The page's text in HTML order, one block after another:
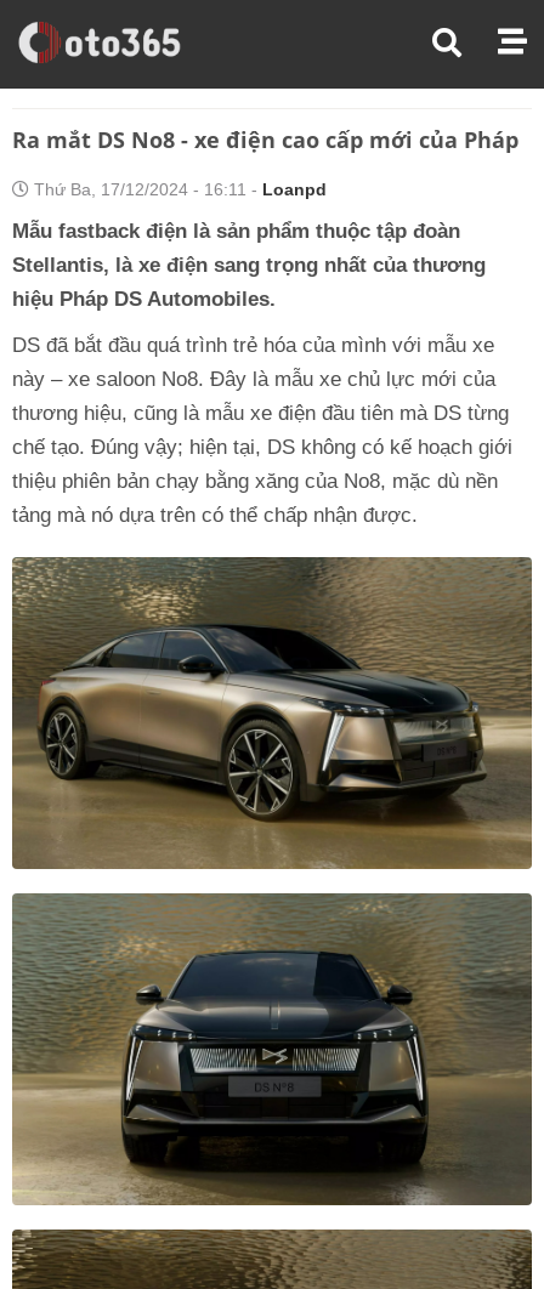
Trang Chủ
Tin Xe
Ra mắt DS No8 - xe điện cao cấp mới của Pháp
Thứ Ba, 17/12/2024 - 16:11 - Loanpd
Mẫu fastback điện là sản phẩm thuộc tập đoàn
Stellantis, là xe điện sang trọng nhất của thương
hiệu Pháp DS Automobiles.
DS đã bắt đầu quá trình trẻ hóa của mình với mẫu xe
này – xe saloon No8. Đây là mẫu xe chủ lực mới của
thương hiệu, cũng là mẫu xe điện đầu tiên mà DS từng
chế tạo. Đúng vậy; hiện tại, DS không có kế hoạch giới
thiệu phiên bản chạy bằng xăng của No8, mặc dù nền
tảng mà nó dựa trên có thể chấp nhận được.